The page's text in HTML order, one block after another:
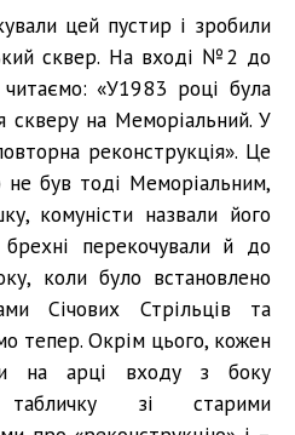
цей пустир і зробили
сквер. На вході №2 до
«У1983 році була
скверу на Меморіальний. У
реконструкція». Це
був тоді Меморіальним,
комуністи назвали його
перекочували й до
коли було встановлено
Січових Стрільців та
тепер. Окрім цього, кожен
на арці входу з боку
зі старими